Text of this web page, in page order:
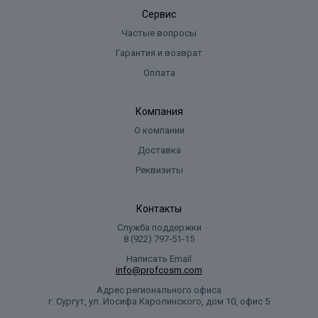
Сервис
Частые вопросы
Гарантия и возврат
Оплата
Компания
О компании
Доставка
Реквизиты
Контакты
Служба поддержки
8 (922) 797‑51-15
Написать Email
info@profcosm.com
Адрес регионального офиса
г. Сургут, ул. Иосифа Каролинского, дом 10, офис 5